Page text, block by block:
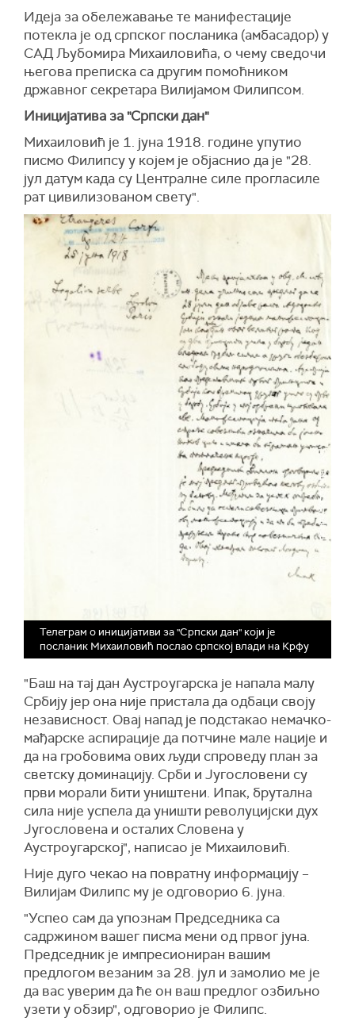
Идеја за обележавање те манифестације
потекла је од српског посланика (амбасадор) у
САД Љубомира Михаиловића, о чему сведочи
његова преписка са другим помоћником
државног секретара Вилијамом Филипсом.
Иницијатива за "Српски дан"
Михаиловић је 1. јуна 1918. године упутио
писмо Филипсу у којем је објаснио да је "28.
јул датум када су Централне силе прогласиле
рат цивилизованом свету".
Телеграм о иницијативи за "Српски дан" који је
посланик Михаиловић послао српској влади на Крфу
"Баш на тај дан Аустроугарска је напала малу
Србију јер она није пристала да одбаци своју
независност. Овај напад је подстакао немачко-
мађарске аспирације да потчине мале нације и
да на гробовима ових људи спроведу план за
светску доминацију. Срби и Југословени су
први морали бити уништени. Ипак, брутална
сила није успела да уништи револуцијски дух
Југословена и осталих Словена у
Аустроугарској", написао је Михаиловић.
Није дуго чекао на повратну информацију –
Вилијам Филипс му је одговорио 6. јуна.
"Успео сам да упознам Председника са
садржином вашег писма мени од првог јуна.
Председник је импресиониран вашим
предлогом везаним за 28. јул и замолио ме је
да вас уверим да ће он ваш предлог озбиљно
узети у обзир", одговорио је Филипс.